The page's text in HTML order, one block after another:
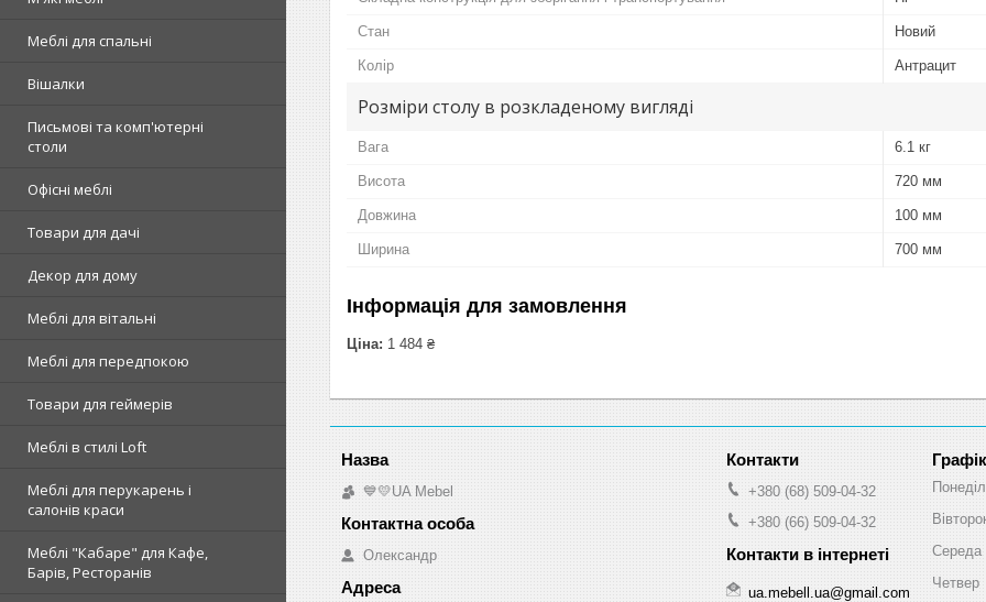
Меблі для спальні
Вішалки
Письмові та комп'ютерні
столи
Офісні меблі
Товари для дачі
Декор для дому
Меблі для вітальні
Меблі для передпокою
Товари для геймерів
Меблі в стилі Loft
Меблі для перукарень і
салонів краси
Меблі "Кабаре" для Кафе,
Барів, Ресторанів
Стан Новий
Колір Антрацит
Розміри столу в розкладеному вигляді
Вага 6.1 кг
Висота 720 мм
Довжина 100 мм
Ширина 700 мм
Інформація для замовлення
Ціна: 1 484 ₴
💙💛UA Mebel
Олександр
+380 (68) 509-04-32
+380 (66) 509-04-32
ua.mebell.ua@gmail.com
Середа
Четвер